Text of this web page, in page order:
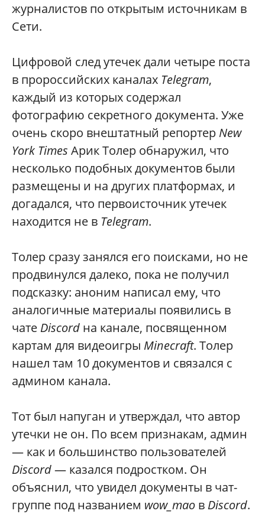
журналистов по открытым источникам в
Сети.
Цифровой след утечек дали четыре поста
в пророссийских каналах Telegram,
каждый из которых содержал
фотографию секретного документа. Уже
очень скоро внештатный репортер New
York Times Арик Толер обнаружил, что
несколько подобных документов были
размещены и на других платформах, и
догадался, что первоисточник утечек
находится не в Telegram.
Толер сразу занялся его поисками, но не
продвинулся далеко, пока не получил
подсказку: аноним написал ему, что
аналогичные материалы появились в
чате Discord на канале, посвященном
картам для видеоигры Minecraft. Толер
нашел там 10 документов и связался с
админом канала.
Тот был напуган и утверждал, что автор
утечки не он. По всем признакам, админ
— как и большинство пользователей
Discord— казался подростком. Он
объяснил, что увидел документы в чат-
группе под названием wow_mao в Discord.